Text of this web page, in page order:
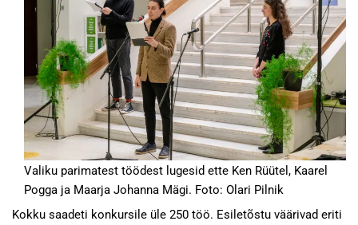
Valiku parimatest töödest lugesid ette Ken Rüütel, Kaarel
Pogga ja Maarja Johanna Mägi. Foto: Olari Pilnik
Kokku saadeti konkursile üle 250 töö. Esiletõstu väärivad eriti